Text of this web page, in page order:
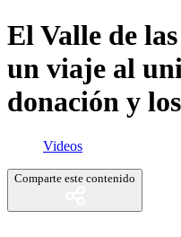
El Valle de
un viaje al
donación y
Videos
Comparte este contenido